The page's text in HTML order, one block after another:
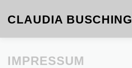
Inhalt
springen
CLAUDIA BUSCHING
WERKE KURATION
IMPRESSUM